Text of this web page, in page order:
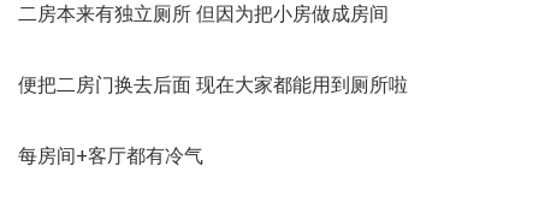
二房本来有独立厕所 但因为把小房做成房间
便把二房门换去后面 现在大家都能用到厕所啦
每房间+客厅都有冷气